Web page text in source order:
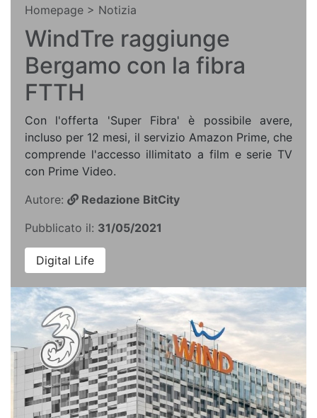
Homepage > Notizia
WindTre raggiunge
Bergamo con la fibra
FTTH
Con l'offerta 'Super Fibra' è possibile avere,
incluso per 12 mesi, il servizio Amazon Prime, che
comprende l'accesso illimitato a film e serie TV
con Prime Video.
Autore:
Redazione BitCity
Pubblicato il: 31/05/2021
Digital Life